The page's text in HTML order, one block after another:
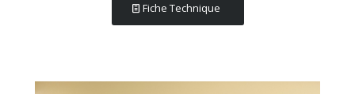
Fiche Technique